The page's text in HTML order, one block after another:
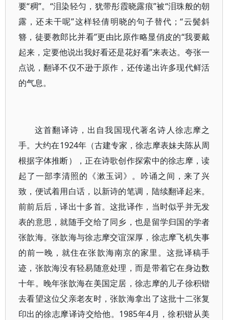
要“稠”。“泪染轻匀，犹带彤霞晓露痕”被“泪珠般的朝
露，还未干呢”这样轻倩明晓的句子替代；“云鬓斜
簪，徒要教郎比并看”更由比原作略显俏皮的“我要戴
起来，定要他说出我好看还是花好看”来表达。夸张一
点说，翻译不仅不逊于原作，还传递出许多现代鲜活
的气息。
这首翻译诗，出自我国现代著名诗人徐志摩之
手。大约在1924年（古建专家，徐志摩表妹夫陈从周
根据字体推断），正在诗歌创作探索中的徐志摩，读
起了一部李清照的《漱玉词》。吟诵之间，来了兴
致，便试着用白话，以新诗的笔调，陆续翻译起来。
前前后后，译出十多首。这批译作，当时似乎并无发
表的意思，就随手交给了同乡，也是留学归国的学者
张歆海。张歆海与徐志摩交谊深厚，徐志摩飞机失事
的前一晚，就住在张歆海南京的家里。这批译稿手
迹，张歆海没有轻易随意处理，而是带着它在身边数
十年。晚年张歆海在美国定居，徐志摩的儿子徐积锴
去看望这位父亲老友时，张歆海拿出了这批十二张复
印出的徐志摩译诗交给他。1985年4月，徐积锴从美